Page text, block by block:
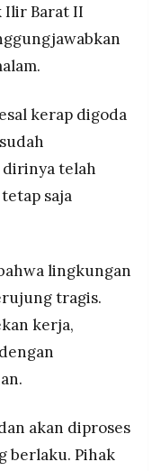
Ilir Barat II
kerap digoda
telah
saja
lingkungan
tragis.
kerja,
akan diproses
berlaku. Pihak